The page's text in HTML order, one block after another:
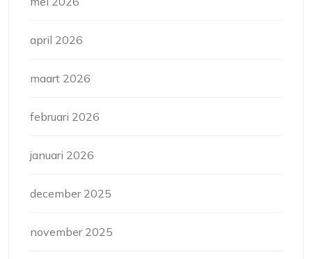
april 2026
maart 2026
februari 2026
januari 2026
december 2025
november 2025